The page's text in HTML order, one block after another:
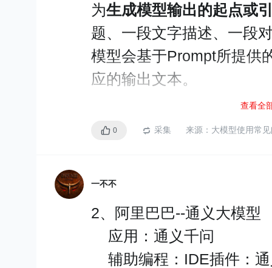
根据前文预测下文
大模型特点
亿及以上的参数），这些
2、数据需求巨大：为训
化的数据。数据的多样性
为生成模型输出的起点或
题、一段文字描述、一段
模型会基于Prompt所提供
应的输出文本。
技巧
-穿越火线CEO
3、
在提示词中插入一系列的
复杂的任务进行拆解，从
4、外部工具 External
查看全
0 采集 来源： 大模型使用常
一不不
2、阿里巴巴--通义大模型
应用：通义千问
辅助编程：IDE插件：